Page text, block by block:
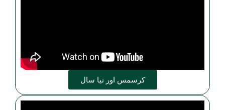
کرسمس اور نیا سال